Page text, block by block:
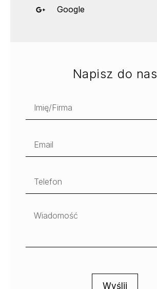
Google
Napisz do nas
Wyślij